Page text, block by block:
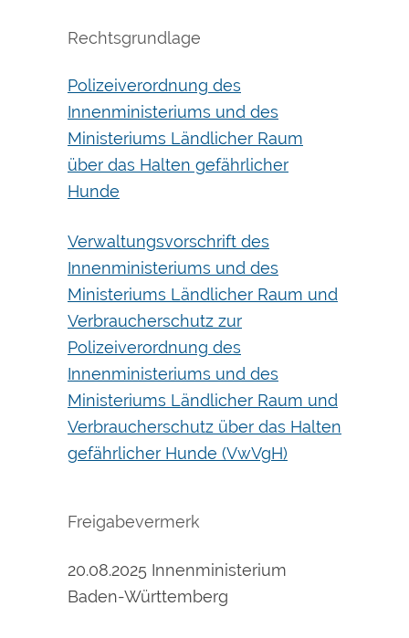
Rechtsgrundlage
Polizeiverordnung des
Innenministeriums und des
Ministeriums Ländlicher Raum
über das Halten gefährlicher
Hunde
Verwaltungsvorschrift des
Innenministeriums und des
Ministeriums Ländlicher Raum und
Verbraucherschutz zur
Polizeiverordnung des
Innenministeriums und des
Ministeriums Ländlicher Raum und
Verbraucherschutz über das Halten
gefährlicher Hunde (VwVgH)
Freigabevermerk
20.08.2025 Innenministerium
Baden-Württemberg